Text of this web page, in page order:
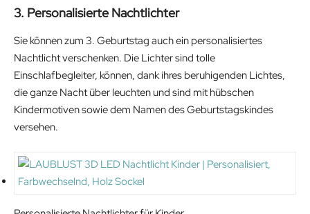
3. Personalisierte Nachtlichter
Sie können zum 3. Geburtstag auch ein personalisiertes
Nachtlicht verschenken. Die Lichter sind tolle
Einschlafbegleiter, können, dank ihres beruhigenden Lichtes,
die ganze Nacht über leuchten und sind mit hübschen
Kindermotiven sowie dem Namen des Geburtstagskindes
versehen.